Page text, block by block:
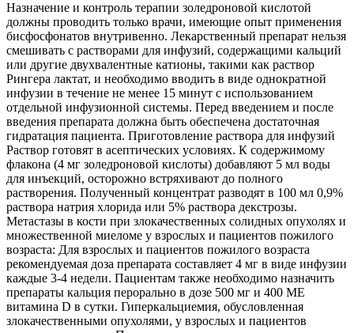
Назначение и контроль терапии золедроновой кислотой
должны проводить только врачи, имеющие опыт применения
бисфосфонатов внутривенно. Лекарственный препарат нельзя
смешивать с растворами для инфузий, содержащими кальций
или другие двухвалентные катионы, такими как раствор
Рингера лактат, и необходимо вводить в виде однократной
инфузии в течение не менее 15 минут с использованием
отдельной инфузионной системы. Перед введением и после
введения препарата должна быть обеспечена достаточная
гидратация пациента. Приготовление раствора для инфузий
Раствор готовят в асептических условиях. К содержимому
флакона (4 мг золедроновой кислоты) добавляют 5 мл воды
для инъекций, осторожно встряхивают до полного
растворения. Полученный концентрат разводят в 100 мл 0,9%
раствора натрия хлорида или 5% раствора декстрозы.
Метастазы в кости при злокачественных солидных опухолях и
множественной миеломе у взрослых и пациентов пожилого
возраста: Для взрослых и пациентов пожилого возраста
рекомендуемая доза препарата составляет 4 мг в виде инфузии
каждые 3-4 недели. Пациентам также необходимо назначить
препараты кальция перорально в дозе 500 мг и 400 ME
витамина D в сутки. Гиперкальциемия, обусловленная
злокачественными опухолями, у взрослых и пациентов